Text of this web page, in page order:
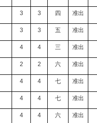
3 3 四 准出
3 3 五 准出
4 4 三 准出
2 2 六 准出
4 4 七 准出
4 4 七 准出
4 4 六 准出